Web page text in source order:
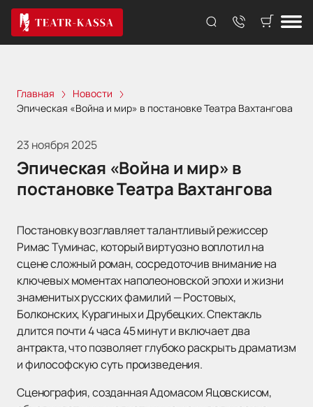
Главная
Новости
Эпическая «Война и мир» в постановке Театра Вахтангова
23 ноября 2025
Эпическая «Война и мир» в
постановке Театра Вахтангова
Постановку возглавляет талантливый режиссер
Римас Туминас, который виртуозно воплотил на
сцене сложный роман, сосредоточив внимание на
ключевых моментах наполеоновской эпохи и жизни
знаменитых русских фамилий — Ростовых,
Болконских, Курагиных и Друбецких. Спектакль
длится почти 4 часа 45 минут и включает два
антракта, что позволяет глубоко раскрыть драматизм
и философскую суть произведения.
Сценография, созданная Адомасом Яцовскисом,